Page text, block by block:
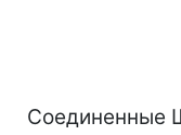
Соединенные